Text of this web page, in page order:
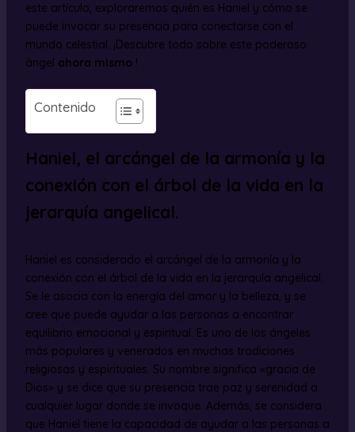
este artículo, exploraremos quién es Haniel y cómo se
puede invocar su presencia para conectarse con el
mundo celestial. ¡Descubre todo sobre este poderoso
ángel ahora mismo !
Contenido
Haniel, el arcángel de la armonía y la
conexión con el árbol de la vida en la
jerarquía angelical.
Haniel es considerado el arcángel de la armonía y la
conexión con el árbol de la vida en la jerarquía angelical.
Se le asocia con la energía del amor y la belleza, y se
cree que puede ayudar a las personas a encontrar
equilibrio emocional y espiritual. Es uno de los ángeles
más populares y venerados en muchas tradiciones
religiosas y espirituales. Su nombre significa «gracia de
Dios» y se dice que su presencia trae paz y serenidad a
cualquier lugar donde se invoque. Además, se considera
que Haniel tiene la capacidad de ayudar a las personas a